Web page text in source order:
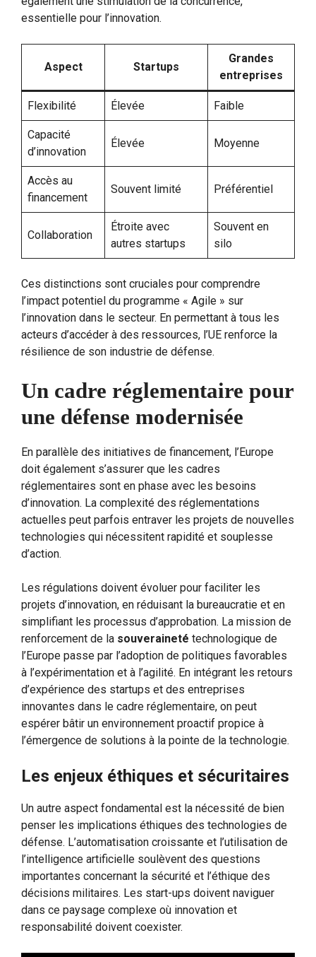
essentielle pour l’innovation.
Aspect Startups
Grandes
entreprises
Flexibilité Élevée Faible
Capacité
d’innovation
Élevée Moyenne
Accès au
financement
Souvent limité Préférentiel
Collaboration
Étroite avec
autres startups
Souvent en
silo
Ces distinctions sont cruciales pour comprendre
l’impact potentiel du programme « Agile » sur
l’innovation dans le secteur. En permettant à tous les
acteurs d’accéder à des ressources, l’UE renforce la
résilience de son industrie de défense.
Un cadre réglementaire pour
une défense modernisée
En parallèle des initiatives de financement, l’Europe
doit également s’assurer que les cadres
réglementaires sont en phase avec les besoins
d’innovation. La complexité des réglementations
actuelles peut parfois entraver les projets de nouvelles
technologies qui nécessitent rapidité et souplesse
d’action.
Les régulations doivent évoluer pour faciliter les
projets d’innovation, en réduisant la bureaucratie et en
simplifiant les processus d’approbation. La mission de
renforcement de la souveraineté technologique de
l’Europe passe par l’adoption de politiques favorables
à l’expérimentation et à l’agilité. En intégrant les retours
d’expérience des startups et des entreprises
innovantes dans le cadre réglementaire, on peut
espérer bâtir un environnement proactif propice à
l’émergence de solutions à la pointe de la technologie.
Les enjeux éthiques et sécuritaires
Un autre aspect fondamental est la nécessité de bien
penser les implications éthiques des technologies de
défense. L’automatisation croissante et l’utilisation de
l’intelligence artificielle soulèvent des questions
importantes concernant la sécurité et l’éthique des
décisions militaires. Les start-ups doivent naviguer
dans ce paysage complexe où innovation et
responsabilité doivent coexister.